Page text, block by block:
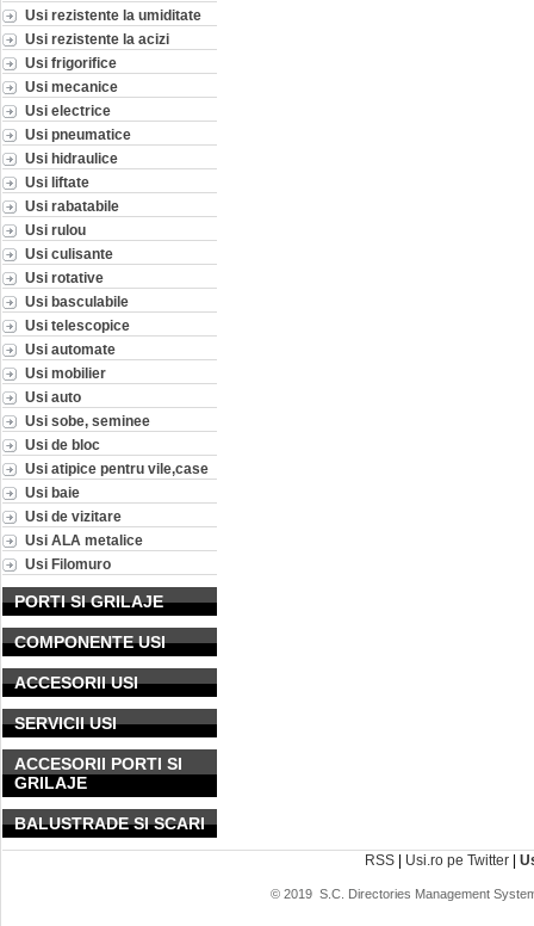
Usi rezistente la umiditate
Usi rezistente la acizi
Usi frigorifice
Usi mecanice
Usi electrice
Usi pneumatice
Usi hidraulice
Usi liftate
Usi rabatabile
Usi rulou
Usi culisante
Usi rotative
Usi basculabile
Usi telescopice
Usi automate
Usi mobilier
Usi auto
Usi sobe, seminee
Usi de bloc
Usi atipice pentru vile,case
Usi baie
Usi de vizitare
Usi ALA metalice
Usi Filomuro
PORTI SI GRILAJE
COMPONENTE USI
ACCESORII USI
SERVICII USI
ACCESORII PORTI SI
GRILAJE
BALUSTRADE SI SCARI
RSS | Usi.ro pe Twitter |
© 2019 S.C. Directories Management